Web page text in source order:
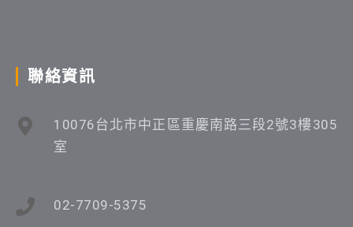
聯絡資訊
10076台北市中正區重慶南路三段2號3樓305
室
02-7709-5375